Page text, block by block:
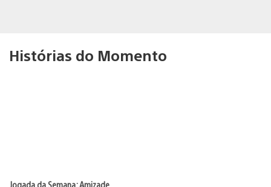
Histórias do Momento
Jogada da Semana: Amizade